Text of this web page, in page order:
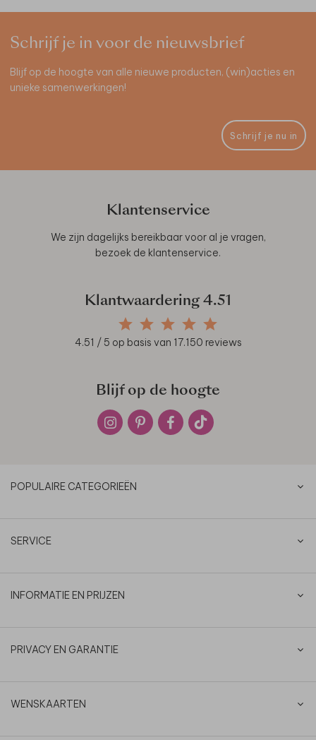
Schrijf je in voor de nieuwsbrief
Blijf op de hoogte van alle nieuwe producten, (win)acties en
unieke samenwerkingen!
Schrijf je nu in
Klantenservice
We zijn dagelijks bereikbaar voor al je vragen,
bezoek de klantenservice.
Klantwaardering 4.51
4.51 / 5 op basis van 17.150 reviews
Blijf op de hoogte
POPULAIRE CATEGORIEËN
SERVICE
INFORMATIE EN PRIJZEN
PRIVACY EN GARANTIE
WENSKAARTEN